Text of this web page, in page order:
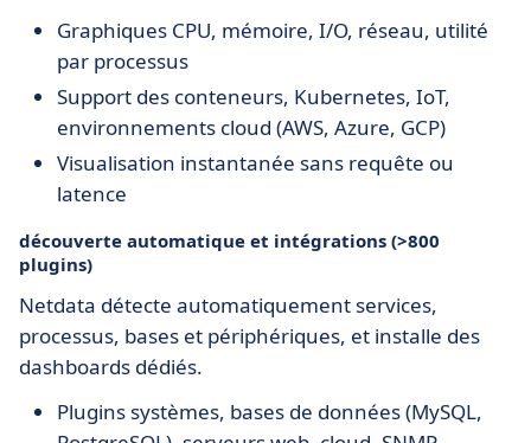
Graphiques CPU, mémoire, I/O, réseau, utilité
par processus
Support des conteneurs, Kubernetes, IoT,
environnements cloud (AWS, Azure, GCP)
Visualisation instantanée sans requête ou
latence
découverte automatique et intégrations (>800
plugins)
Netdata détecte automatiquement services,
processus, bases et périphériques, et installe des
dashboards dédiés.
Plugins systèmes, bases de données (MySQL,